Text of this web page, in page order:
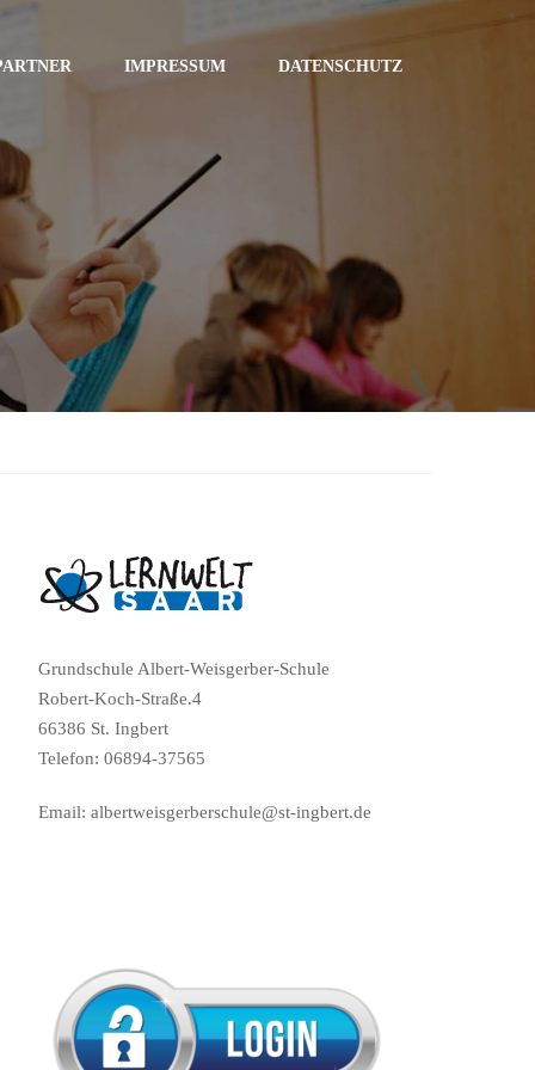
IMPRESSUM DATENSCHUTZ
Grundschule Albert-Weisgerber-Schule
Robert-Koch-Straße.4
66386 St. Ingbert
Telefon: 06894-37565
Email: albertweisgerberschule@st-ingbert.de